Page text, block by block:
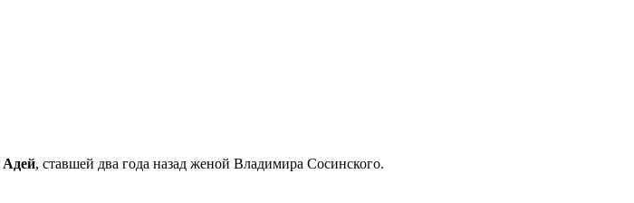
Адей, ставшей два года назад женой Владимира Сосинского.